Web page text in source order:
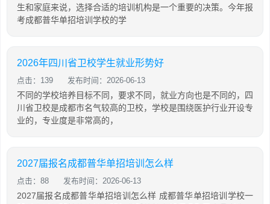
生和家庭来说，选择合适的培训机构是一个重要的决策。今年报
考成都普华单招培训学校的学
2026年四川省卫校学生就业形势好
点击：139 发布时间：2026-06-13
不同的学校培养目标不同，要求不同，就业方向也是不同的，四
川省卫校是成都市名气较高的卫校，学校是围绕医护行业开设专
业的，专业度是非常高的，
2027届报名成都普华单招培训怎么样
点击：88 发布时间：2026-06-13
2027届报名成都普华单招培训怎么样 成都普华单招培训学校一